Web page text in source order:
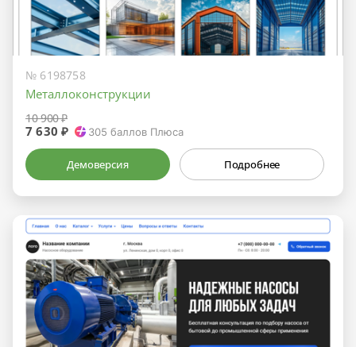
№ 6198758
Металлоконструкции
10 900 ₽
7 630 ₽ 305 баллов Плюса
Демоверсия Подробнее